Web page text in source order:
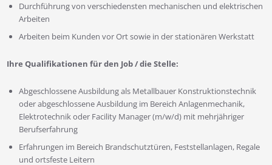
Durchführung von verschiedensten mechanischen und elektrischen
Arbeiten
Arbeiten beim Kunden vor Ort sowie in der stationären Werkstatt
Ihre Qualifikationen für den Job / die Stelle:
Abgeschlossene Ausbildung als Metallbauer Konstruktionstechnik
oder abgeschlossene Ausbildung im Bereich Anlagenmechanik,
Elektrotechnik oder Facility Manager (m/w/d) mit mehrjähriger
Berufserfahrung
Erfahrungen im Bereich Brandschutztüren, Feststellanlagen, Regale
und ortsfeste Leitern